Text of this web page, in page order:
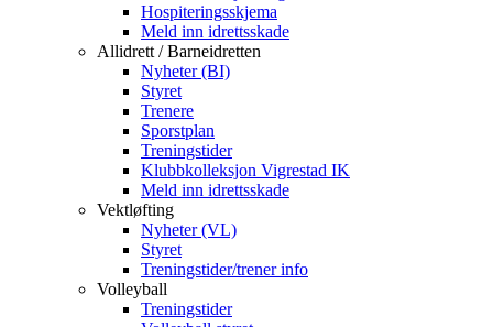
Hospiteringsskjema
Meld inn idrettsskade
Allidrett / Barneidretten
Nyheter (BI)
Styret
Trenere
Sporstplan
Treningstider
Klubbkolleksjon Vigrestad IK
Meld inn idrettsskade
Vektløfting
Nyheter (VL)
Styret
Treningstider/trener info
Volleyball
Treningstider